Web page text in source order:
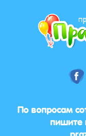
По вопросам
пишите